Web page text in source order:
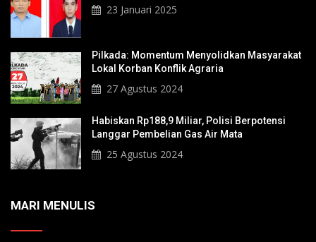
23 Januari 2025
Pilkada: Momentum Menyolidkan Masyarakat
Lokal Korban Konflik Agraria
27 Agustus 2024
Habiskan Rp188,9 Miliar, Polisi Berpotensi
Langgar Pembelian Gas Air Mata
25 Agustus 2024
MARI MENULIS